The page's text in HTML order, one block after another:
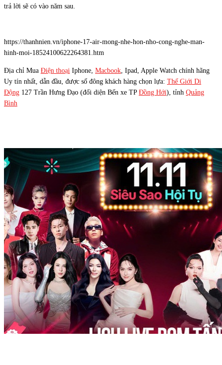
trả lời sẽ có vào năm sau.
https://thanhnien.vn/iphone-17-air-mong-nhe-hon-nho-cong-nghe-man-
hinh-moi-18524100622264381.htm
Địa chỉ Mua Điện thoại Iphone, Macbook, Ipad, Apple Watch chính hãng
Uy tín nhất, dẫn đầu, được số đông khách hàng chọn lựa: Thế Giới Di
Động 127 Trần Hưng Đạo (đối diện Bến xe TP Đồng Hới), tỉnh Quảng
Bình